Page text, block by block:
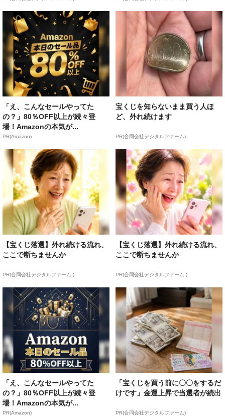
「え、こんなセールやってた
の？」80％OFF以上が続々登
場！Amazonの本気が...
PR(Amazon)
宝くじを知らないまま買う人ほ
ど、外れ続けます
PR(合同会社デジタルファーム)
【宝くじ落選】外れ続ける流れ、
ここで断ちませんか
PR(合同会社デジタルファーム )
【宝くじ落選】外れ続ける流れ、
ここで断ちませんか
PR(合同会社デジタルファーム )
「え、こんなセールやってた
の？」80％OFF以上が続々登
場！Amazonの本気が...
PR(Amazon)
「宝くじを買う前に〇〇をするだ
けです」金運上昇で当選者が続出
PR(合同会社デジタルファーム)